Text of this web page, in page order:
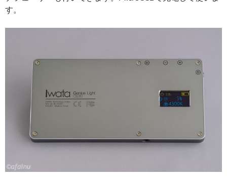
す。